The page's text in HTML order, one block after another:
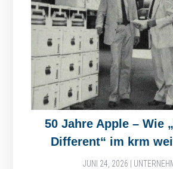
50 Jahre Apple – Wie
Different“ im krm
JUNI 24, 2026